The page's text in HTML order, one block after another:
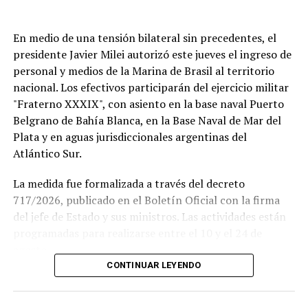
Si se concreta, la visita del Sumo Pontífice sería un
fútbol argentino.
El Papa llegará a la Argentina en noviembre, en el
En medio de una tensión bilateral sin precedentes, el
presidente Javier Milei autorizó este jueves el ingreso de
personal y medios de la Marina de Brasil al territorio
nacional. Los efectivos participarán del ejercicio militar
"Fraterno XXXIX", con asiento en la base naval Puerto
Belgrano de Bahía Blanca, en la Base Naval de Mar del
Plata y en aguas jurisdiccionales argentinas del
Atlántico Sur.
La medida fue formalizada a través del decreto
717/2026, publicado en el Boletín Oficial con la firma
del jefe de Estado y sus ministros. Las actividades están
CONTINUAR LEYENDO